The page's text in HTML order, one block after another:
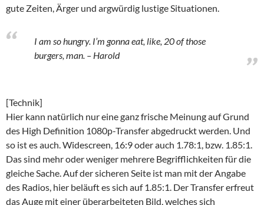
gute Zeiten, Ärger und argwürdig lustige Situationen.
I am so hungry. I’m gonna eat, like, 20 of those
burgers, man. – Harold
[Technik]
Hier kann natürlich nur eine ganz frische Meinung auf Grund
des High Definition 1080p-Transfer abgedruckt werden. Und
so ist es auch. Widescreen, 16:9 oder auch 1.78:1, bzw. 1.85:1.
Das sind mehr oder weniger mehrere Begrifflichkeiten für die
gleiche Sache. Auf der sicheren Seite ist man mit der Angabe
des Radios, hier beläuft es sich auf 1.85:1. Der Transfer erfreut
das Auge mit einer überarbeiteten Bild, welches sich